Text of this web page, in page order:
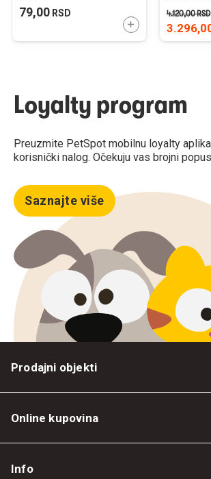
79,00 RSD
DODAJTE U
4.120,00RSD
Loyalty program
Preuzmite PetSpot mobilnu loyalty
korisnički nalog. Očekuju vas brojni
Saznajte više
Prodajni objekti
Online kupovina
Info